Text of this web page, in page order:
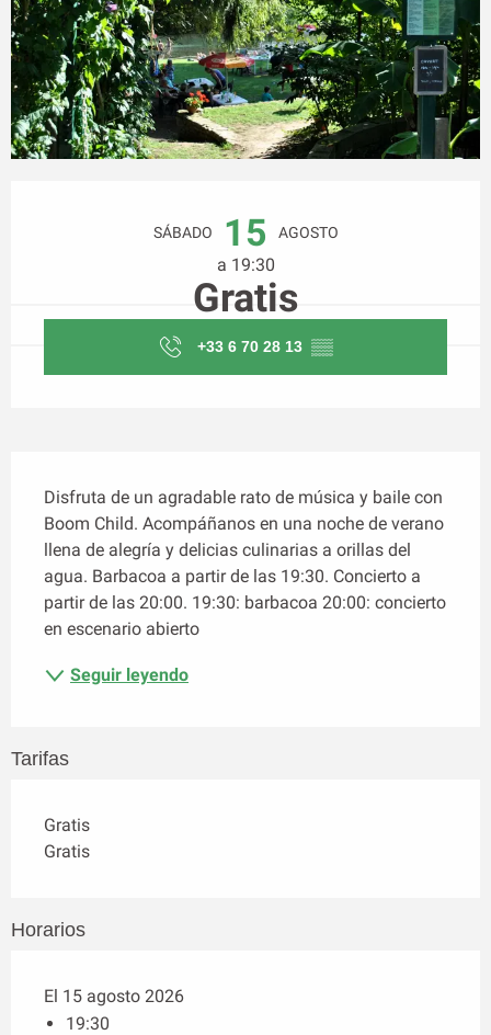
SÁBADO 15 AGOSTO
a 19:30
Gratis
+33 6 70 28 13 ▒▒
Disfruta de un agradable rato de música y baile con
Boom Child. Acompáñanos en una noche de verano
llena de alegría y delicias culinarias a orillas del
agua. Barbacoa a partir de las 19:30. Concierto a
partir de las 20:00. 19:30: barbacoa 20:00: concierto
en escenario abierto
Seguir leyendo
Tarifas
Gratis
Gratis
Horarios
El 15 agosto 2026
19:30